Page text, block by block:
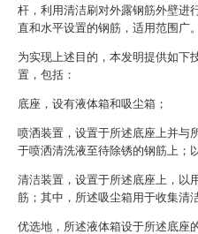
杆，利用清洁刷对外露钢筋外壁进
直和水平设置的钢筋，适用范围广。
为实现上述目的，本发明提供如下
置，包括：
底座，设有液体箱和吸尘箱；
喷洒装置，设置于所述底座上并与
于喷洒清洗液至待除锈的钢筋上；
清洁装置，设置于所述底座上，以
筋；其中，所述吸尘箱用于收集清
优选地，所述液体箱设于所述底座